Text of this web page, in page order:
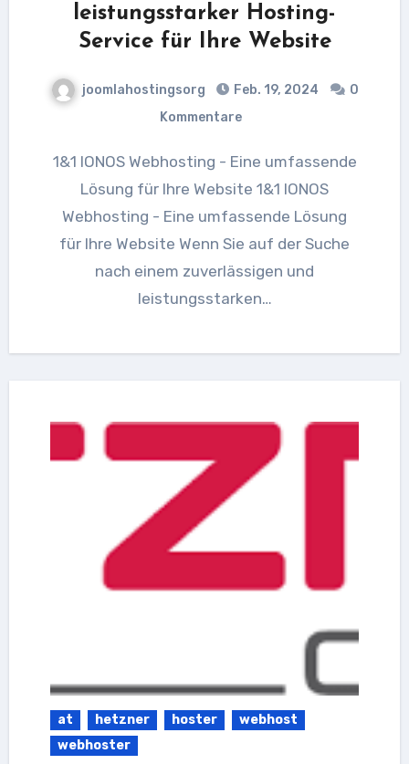
leistungsstarker Hosting-
Service für Ihre Website
joomlahostingsorg Feb. 19, 2024
0
Kommentare
1&1 IONOS Webhosting - Eine umfassende
Lösung für Ihre Website 1&1 IONOS
Webhosting - Eine umfassende Lösung
für Ihre Website Wenn Sie auf der Suche
nach einem zuverlässigen und
leistungsstarken…
at hetzner hoster
webhost
webhoster